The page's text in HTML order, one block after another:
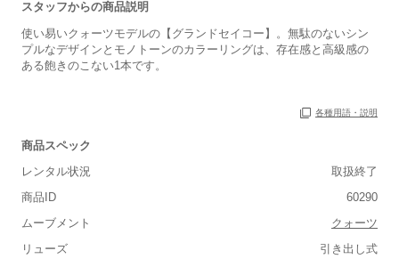
スタッフからの商品説明
使い易いクォーツモデルの【グランドセイコー】。無駄のないシン
プルなデザインとモノトーンのカラーリングは、存在感と高級感の
ある飽きのこない1本です。
各種用語・説明
商品スペック
レンタル状況
取扱終了
商品ID
60290
ムーブメント
クォーツ
リューズ
引き出し式